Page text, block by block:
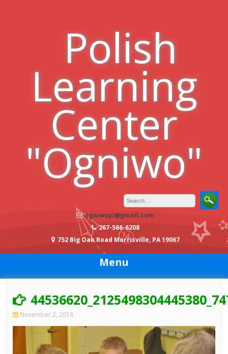
Polish
Learning
Center
"Ogniwo"
ogniwopl@gmail.com
267-566-6208
752 Big Oak Road Morrisville, PA 19067
Menu
November 2, 2018